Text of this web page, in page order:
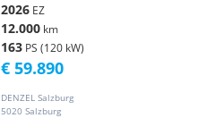
2026 EZ
12.000 km
163 PS (120 kW)
DENZEL Salzburg
5020 Salzburg
€ 59.890